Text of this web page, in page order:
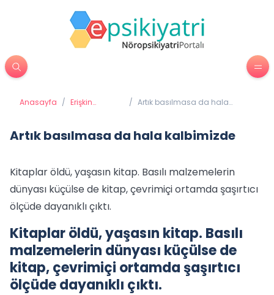
Anasayfa / Erişkin
/ Artık basılmasa da hala
Artık basılmasa da hala kalbimizde
Kitaplar öldü, yaşasın kitap. Basılı malzemelerin
dünyası küçülse de kitap, çevrimiçi ortamda şaşırtıcı
ölçüde dayanıklı çıktı.
Kitaplar öldü, yaşasın kitap. Basılı
malzemelerin dünyası küçülse de
kitap, çevrimiçi ortamda şaşırtıcı
ölçüde dayanıklı çıktı.